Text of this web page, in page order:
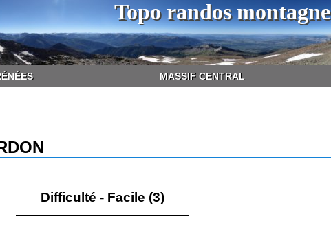
Topo randos montagne
MASSIF CENTRAL
Difficulté - Facile (3)